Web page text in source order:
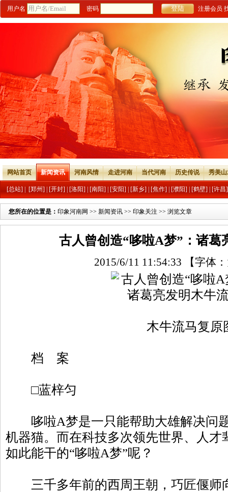
用户名 密码 注册会员
网站首页 新闻资讯 河南风情 走进河南 当代河南 历史传说 秀美
[总站] [郑州] [开封] [洛阳] [南阳] [安阳] [新乡] [焦作] [濮阳] [鹤壁] [许昌]
您所在的位置是： 印象河南网 >> 新闻资讯 >> 印象关注 >> 浏览文章
古人曾创造“哆啦A梦”：诸葛
2015/6/11 11:54:33 【字体：
木牛流马复原
档 案
□蓝梓匀
哆啦A梦是一只能帮助大雄解决问
机器猫。而在科技多次领先世界、人才
如此能干的“哆啦A梦”呢？
三千多年前的西周王朝，巧匠偃师